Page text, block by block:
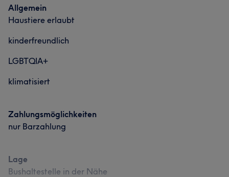
Allgemein
Haustiere erlaubt
kinderfreundlich
LGBTQIA+
klimatisiert
Zahlungsmöglichkeiten
nur Barzahlung
Lage
Bushaltestelle in der Nähe